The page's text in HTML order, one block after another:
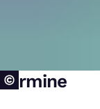
Termine